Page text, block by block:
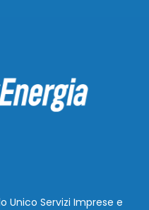
Unico Servizi Imprese e